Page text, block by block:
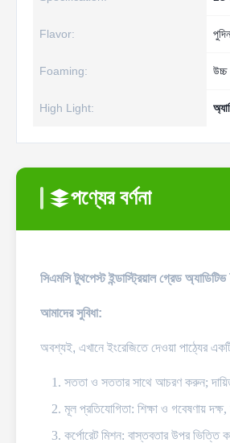
Flavor:
Foaming: উচ্চ
High Light:
পণ্যের বর্ণনা
সিএমসি টুথপেস্ট ইন্ডাস্ট্রিয়াল গ্রেড
আমাদের সুবিধা:
অবশ্যই, এখানে ইংরেজিতে দেওয়া পাঠ্যের
সততা ও সততার সাথে আচরণ করুন;
মূল প্রতিযোগিতা: শিক্ষা ও গবেষণায়
কর্পোরেট মিশন: বাস্তবতার উপর ভিত্তি